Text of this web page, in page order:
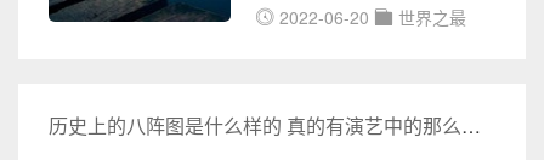
内外UFO事件的报道，包括
道，包括鬼魂附身、异象出现等
作者用或荒诞的插画、或古怪的
1976年到1978年由意大利画家
LuigiSerafini创作，这百科全书
2022-06-20
世界之最
历史上的八阵图是什么样的 真的有演艺中的那么神奇吗